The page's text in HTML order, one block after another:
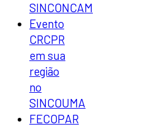
SINCONCAM
Evento
CRCPR
em sua
região
no
SINCOUMA
FECOPAR